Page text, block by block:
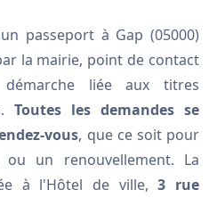
passeport à Gap (05000)
la mairie, point de contact
liée aux titres
Toutes les demandes se
vous, que ce soit pour
un renouvellement. La
à l'Hôtel de ville,3 rue